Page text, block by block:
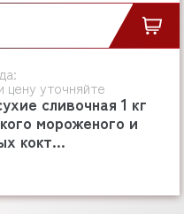
цену уточняйте
сливочная 1 кг
мороженого и
кокт...